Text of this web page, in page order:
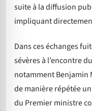
suite à la diffusion
impliquant
Dans ces échanges
sévères à l’encontre
notamment Benjamin
de manière répétée
du Premier ministre